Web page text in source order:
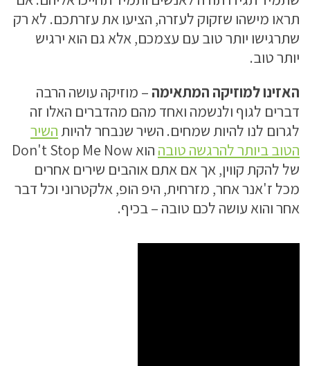
תראו מישהו שזקוק לעזרה, הציעו את עזרתכם. לא רק
שתרגישו יותר טוב עם עצמכם, אלא גם הוא ירגיש
יותר טוב.
האזינו למוזיקה המתאימה – מוזיקה עושה הרבה
דברים לגוף ולנשמה ואחד מהם מהדברים האלו זה
לגרום לנו להיות שמחים. השיר שנבחר להיותהשיר
הטוב ביותר להרגשה טובה
הוא Don't Stop Me Now
של להקת קווין, אך אם אתם אוהבים שירים אחרים
מכל ז'אנר אחר, מזרחית, היפ הופ, אלקטרוני וכל דבר
אחר והוא עושה לכם טובה – בכיף.